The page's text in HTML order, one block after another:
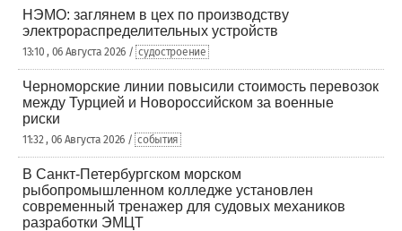
НЭМО: заглянем в цех по производству
электрораспределительных устройств
13:10 , 06 Августа 2026 / судостроение
Черноморские линии повысили стоимость перевозок
между Турцией и Новороссийском за военные
риски
11:32 , 06 Августа 2026 / события
В Санкт-Петербургском морском
рыбопромышленном колледже установлен
современный тренажер для судовых механиков
разработки ЭМЦТ